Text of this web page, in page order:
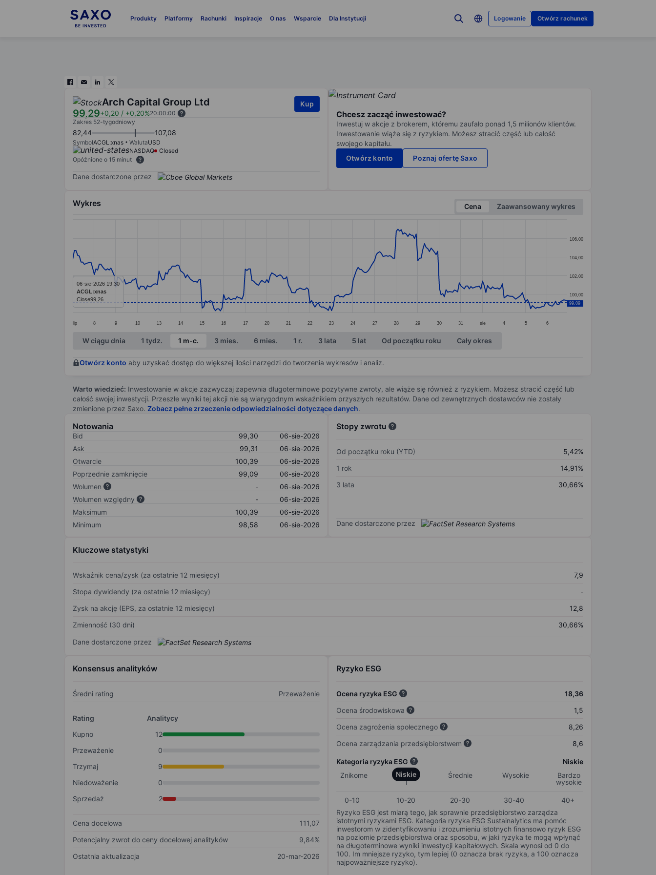
Produkty Platformy Rachunki Inspiracje O nas Wsparcie Dla Instytucji Logowanie Otwórz rachunek
Arch Capital Group Ltd
99,29+0,20 / +0,20%20:00:00
Kup
Zakres 52-tygodniowy
82,44 107,08
SymbolACGL:xnas WalutaUSD
NASDAQ
Closed
Opóźnione o 15 minut
Dane dostarczone przez
Chcesz zacząć inwestować?
Inwestuj w akcje z brokerem, któremu zaufało ponad 1,5 milionów klientów.
Inwestowanie wiąże się z ryzykiem. Możesz stracić część lub całość
swojego kapitału.
Otwórz konto
Poznaj ofertę Saxo
Wykres Cena
Zaawansowany wykres
The chart has 1 X axis displaying categories.
The chart has 1 Y axis displaying values. Data ranges from 98.18 to 106.98.
lip 8 9 10 13 14 15 16 17 20 21 22 23 24 27 28 29 30 31 sie 4 5 6
100,00
102,00
104,00
106,00
99,09
06-sie-2026 19:30
ACGL:xnas
Close99,26
End of interactive chart.
W ciągu dnia 1 tydz. 1 m-c. 3 mies. 6 mies. 1 r. 3 lata 5 lat Od początku roku Cały okres
Otwórz konto aby uzyskać dostęp do większej ilości narzędzi do tworzenia wykresów i analiz.
Warto wiedzieć: Inwestowanie w akcje zazwyczaj zapewnia długoterminowe pozytywne zwroty, ale wiąże się również z ryzykiem. Możesz stracić część lub
całość swojej inwestycji. Przeszłe wyniki tej akcji nie są wiarygodnym wskaźnikiem przyszłych rezultatów. Dane od zewnętrznych dostawców nie zostały
zmienione przez Saxo. Zobacz pełne zrzeczenie odpowiedzialności dotyczące danych.
Notowania
Bid 99,30
06-sie-2026
Ask
99,31
06-sie-2026
Otwarcie
100,39
06-sie-2026
Poprzednie zamknięcie
99,09
06-sie-2026
Wolumen
-
06-sie-2026
Wolumen względny
-
06-sie-2026
Maksimum
100,39
06-sie-2026
Minimum
98,58 06-sie-2026
Stopy zwrotu
Od początku roku (YTD)
5,42%
1 rok
14,91%
3 lata
30,66%
Dane dostarczone przez
Kluczowe statystyki
Wskaźnik cena/zysk (za ostatnie 12 miesięcy)
7,9
Stopa dywidendy (za ostatnie 12 miesięcy)
-
Zysk na akcję (EPS, za ostatnie 12 miesięcy)
12,8
Zmienność (30 dni)
30,66%
Dane dostarczone przez
Konsensus analityków
Średni rating Przeważenie
Rating
Analitycy
Kupno
12
Przeważenie
0
Trzymaj
9
Niedoważenie
0
Sprzedaż
2
Cena docelowa
111,07
Potencjalny zwrot do ceny docelowej analityków
9,84%
Ostatnia aktualizacja
20-mar-2026
Ryzyko ESG
Ocena ryzyka ESG
18,36
Ocena środowiskowa
1,5
Ocena zagrożenia społecznego
8,26
Ocena zarządzania przedsiębiorstwem
8,6
Kategoria ryzyka ESG
Niskie
Znikome
Niskie Średnie Wysokie
Bardzo
wysokie
0-10 10-20 20-30 30-40
40+
Ryzyko ESG jest miarą tego, jak sprawnie przedsiębiorstwo zarządza
istotnymi ryzykami ESG. Kategoria ryzyka ESG Sustainalytics ma pomóc
inwestorom w zidentyfikowaniu i zrozumieniu istotnych finansowo ryzyk ESG
na poziomie przedsiębiorstwa oraz sposobu, w jaki ryzyka te mogą wpłynąć
na długoterminowe wyniki inwestycji kapitałowych. Skala wynosi od 0 do
100. Im mniejsze ryzyko, tym lepiej (0 oznacza brak ryzyka, a 100 oznacza
najpoważniejsze ryzyko).